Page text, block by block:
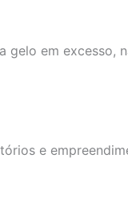
gelo em
e